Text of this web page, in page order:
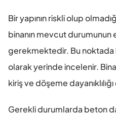
Bir yapının riskli olup
binanın mevcut durumunun
gerekmektedir. Bu noktada
olarak yerinde incelenir.
kiriş ve döşeme
Gerekli durumlarda beton